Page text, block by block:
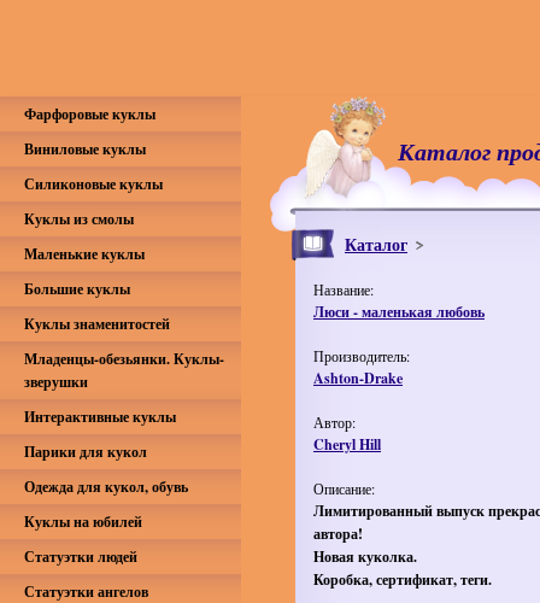
Каталог
Каталог
Название:
Люси - маленькая любовь
Производитель:
Ashton-Drake
Автор:
Cheryl Hill
Описание:
Лимитированный выпуск
автора!
Новая куколка.
Коробка, сертификат, теги.
Фарфоровые куклы
Виниловые куклы
Силиконовые куклы
Куклы из смолы
Маленькие куклы
Большие куклы
Куклы знаменитостей
Младенцы-обезьянки. Куклы-
зверушки
Интерактивные куклы
Парики для кукол
Одежда для кукол, обувь
Куклы на юбилей
Статуэтки людей
Статуэтки ангелов